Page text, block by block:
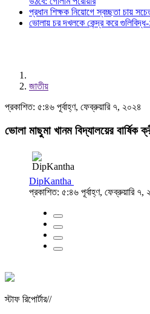
প্রধান শিক্ষক নিয়োগে স্বচ্ছতা চায়
ভোলায় চর দখলকে কেন্দ্র করে
জাতীয়
প্রকাশিত: ৫:৪৬ পূর্বাহ্ণ, ফেব্রুয়ারি ৭, ২০২৪
ভোলা মাছুমা খানম বিদ্যালয়ের বার্ষিক
DipKantha
প্রকাশিত: ৫:৪৬ পূর্বাহ্ণ, ফেব্রুয়ারি ৭,
স্টাফ রিপোর্টার//